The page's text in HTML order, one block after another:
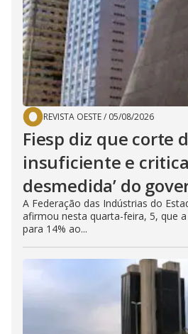
REVISTA OESTE/ 05/08/2026
Fiesp diz que corte
insuficiente e critica
desmedida’ do
A Federação das Indústrias do
afirmou nesta quarta-feira, 5, que
para 14% ao...